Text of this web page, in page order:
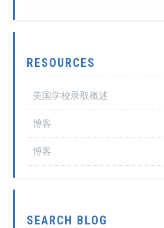
RESOURCES
美国学校录取概述
博客
博客
SEARCH BLOG